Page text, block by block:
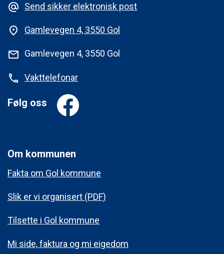
alternate_email Send sikker elektronisk post
place Gamlevegen 4, 3550 Gol
mail Gamlevegen 4, 3550 Gol
phone Vakttelefonar
Følg oss
Om kommunen
Fakta om Gol kommune
Slik er vi organisert (PDF)
Tilsette i Gol kommune
Mi side, faktura og mi eigedom